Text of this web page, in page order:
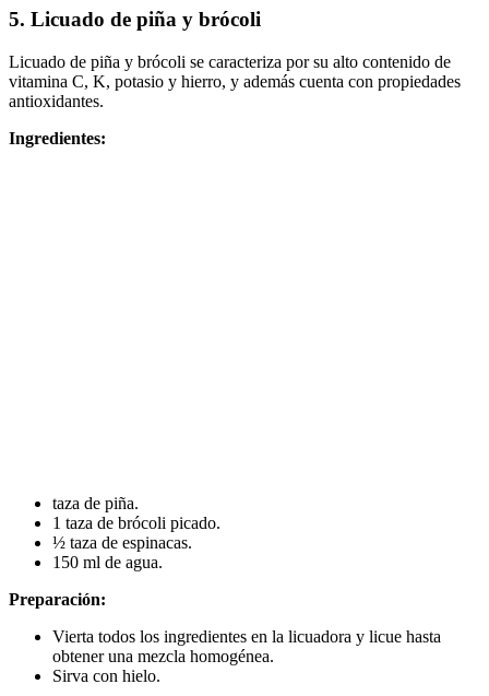
5. Licuado de piña y brócoli
Licuado de piña y brócoli se caracteriza por su alto contenido de
vitamina C, K, potasio y hierro, y además cuenta con propiedades
antioxidantes.
Ingredientes:
taza de piña.
1 taza de brócoli picado.
½ taza de espinacas.
150 ml de agua.
Preparación:
Vierta todos los ingredientes en la licuadora y licue hasta
obtener una mezcla homogénea.
Sirva con hielo.